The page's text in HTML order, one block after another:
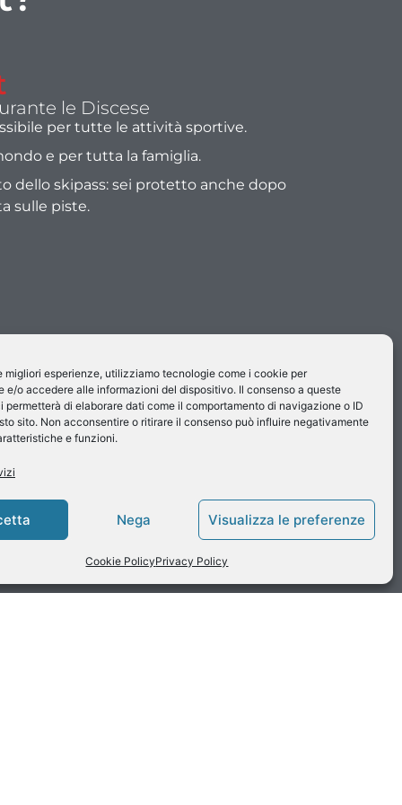
migliori esperienze, utilizziamo tecnologie come i cookie per
e/o accedere alle informazioni del dispositivo. Il consenso a queste
permetterà di elaborare dati come il comportamento di navigazione o ID
sito. Non acconsentire o ritirare il consenso può influire negativamente
e funzioni.
Nega Visualizza le preferenze
Cookie PolicyPrivacy Policy
le Discese
per tutte le attività sportive.
e per tutta la famiglia.
dello skipass: sei protetto anche dopo
sulle piste.